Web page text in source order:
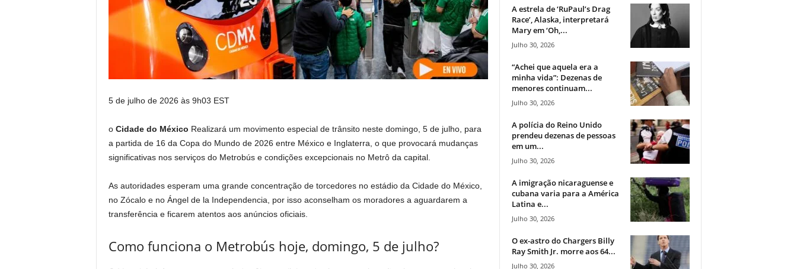
5 de julho de 2026 às 9h03 EST
o Cidade do México Realizará um movimento especial de trânsito neste domingo, 5 de julho, para
a partida de 16 da Copa do Mundo de 2026 entre México e Inglaterra, o que provocará mudanças
significativas nos serviços do Metrobús e condições excepcionais no Metrô da capital.
As autoridades esperam uma grande concentração de torcedores no estádio da Cidade do México,
no Zócalo e no Ángel de la Independencia, por isso aconselham os moradores a aguardarem a
transferência e ficarem atentos aos anúncios oficiais.
Como funciona o Metrobús hoje, domingo, 5 de julho?
A estrela de ‘RuPaul’s Drag
Race’, Alaska, interpretará
Mary em ‘Oh,...
Julho 30, 2026
“Achei que aquela era a
minha vida”: Dezenas de
menores continuam...
Julho 30, 2026
A polícia do Reino Unido
prendeu dezenas de pessoas
em um...
Julho 30, 2026
A imigração nicaraguense e
cubana varia para a América
Latina e...
Julho 30, 2026
O ex-astro do Chargers Billy
Ray Smith Jr. morre aos 64...
Julho 30, 2026